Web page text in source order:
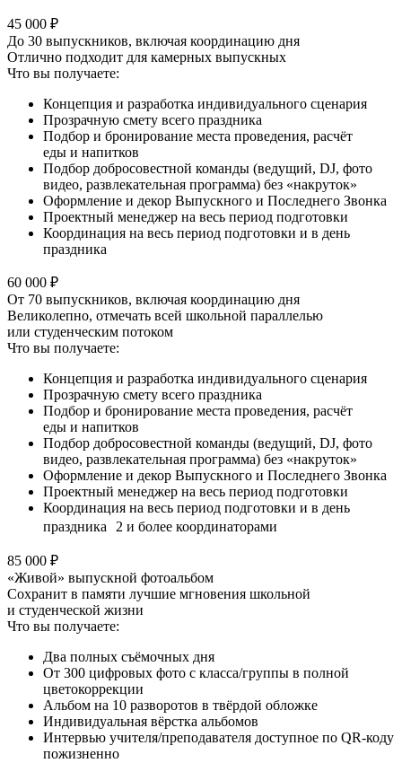
45 000 ₽
До 30 выпускников, включая координацию дня
Отлично подходит для камерных выпускных
Что вы получаете:
Концепция и разработка индивидуального сценария
Прозрачную смету всего праздника
Подбор и бронирование места проведения, расчёт
еды и напитков
Подбор добросовестной команды (ведущий, DJ, фото
видео, развлекательная программа) без «накруток»
Оформление и декор Выпускного и Последнего Звонка
Проектный менеджер на весь период подготовки
Координация на весь период подготовки и в день
праздника
60 000 ₽
От 70 выпускников, включая координацию дня
Великолепно, отмечать всей школьной параллелью
или студенческим потоком
Что вы получаете:
Концепция и разработка индивидуального сценария
Прозрачную смету всего праздника
Подбор и бронирование места проведения, расчёт
еды и напитков
Подбор добросовестной команды (ведущий, DJ, фото
видео, развлекательная программа) без «накруток»
Оформление и декор Выпускного и Последнего Звонка
Проектный менеджер на весь период подготовки
Координация на весь период подготовки и в день
праздника 2 и более координаторами
85 000 ₽
«Живой» выпускной фотоальбом
Сохранит в памяти лучшие мгновения школьной
и студенческой жизни
Что вы получаете:
Два полных съёмочных дня
От 300 цифровых фото с класса/группы в полной
цветокоррекции
Альбом на 10 разворотов в твёрдой обложке
Индивидуальная вёрстка альбомов
Интервью учителя/преподавателя доступное по QR-коду
пожизненно